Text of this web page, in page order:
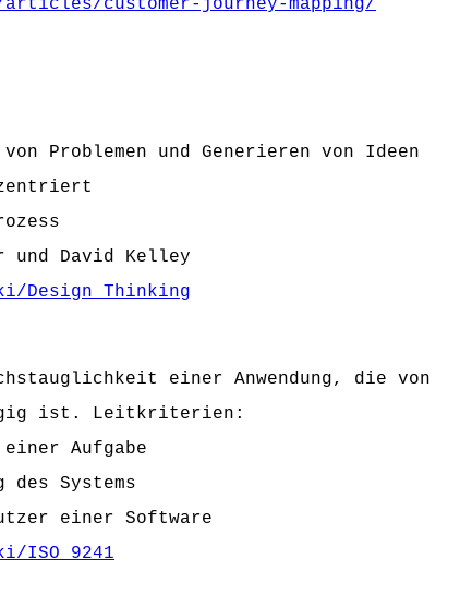
articles/customer-journey-mapping/
Problemen und Generieren von Ideen
und David Kelley
einer Anwendung, die von
ist. Leitkriterien:
Aufgabe
des Systems
einer Software